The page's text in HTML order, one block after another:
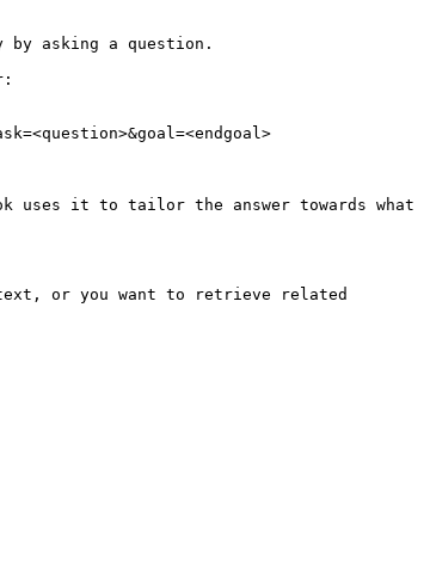
asking a question.
uses it to tailor the answer towards what
or you want to retrieve related